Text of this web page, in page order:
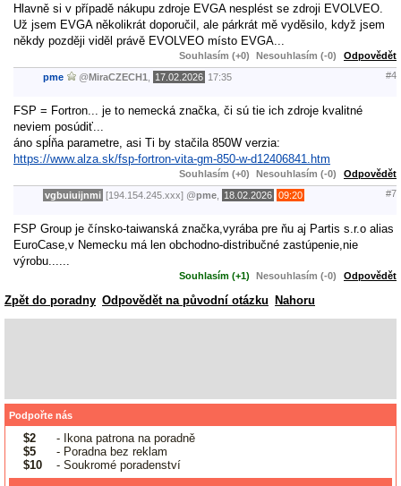
Hlavně si v případě nákupu zdroje EVGA nesplést se zdroji EVOLVEO.
Už jsem EVGA několikrát doporučil, ale párkrát mě vyděsilo, když jsem
někdy později viděl právě EVOLVEO místo EVGA...
Souhlasím (+0) Nesouhlasím (-0) Odpovědět
pme @MiraCZECH1 17.02.2026 17:35 #4
FSP = Fortron... je to nemecká značka, či sú tie ich zdroje kvalitné
neviem posúdiť...
áno spĺňa parametre, asi Ti by stačila 850W verzia:
https://www.alza.sk/fsp-fortron-vita-gm-850-w-d12406841.htm
Souhlasím (+0) Nesouhlasím (-0) Odpovědět
vgbuiuijnmi [194.154.245.xxx] @pme 18.02.2026 09:20 #7
FSP Group je čínsko-taiwanská značka,vyrába pre ňu aj Partis s.r.o alias
EuroCase,v Nemecku má len obchodno-distribučné zastúpenie,nie
výrobu......
Souhlasím (+1) Nesouhlasím (-0) Odpovědět
Zpět do poradny Odpovědět na původní otázku Nahoru
Podpořte nás
$2
- Ikona patrona na poradně
$5
- Poradna bez reklam
$10
- Soukromé poradenství